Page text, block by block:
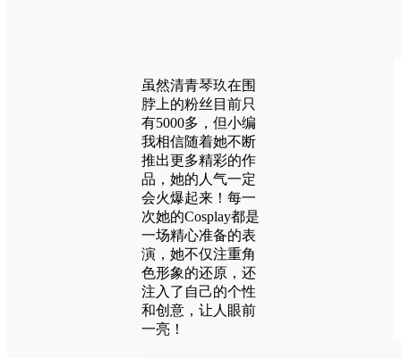
虽然清青琴玖在围
脖上的粉丝目前只
有5000多，但小编
我相信随着她不断
推出更多精彩的作
品，她的人气一定
会火爆起来！每一
次她的Cosplay都是
一场精心准备的表
演，她不仅注重角
色形象的还原，还
注入了自己的个性
和创意，让人眼前
一亮！